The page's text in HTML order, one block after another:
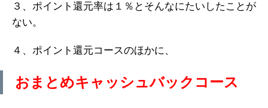
３、ポイント還元率は１％とそんなにたいしたことが
ない。
４、ポイント還元コースのほかに、
おまとめキャッシュバックコース